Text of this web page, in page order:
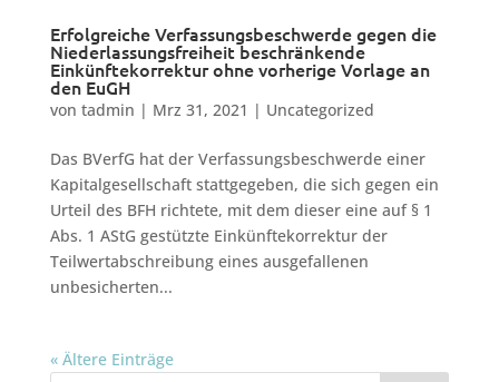
Erfolgreiche Verfassungsbeschwerde gegen die
Niederlassungsfreiheit beschränkende
Einkünftekorrektur ohne vorherige Vorlage an
den EuGH
von tadmin | Mrz 31, 2021 | Uncategorized
Das BVerfG hat der Verfassungsbeschwerde einer
Kapitalgesellschaft stattgegeben, die sich gegen ein
Urteil des BFH richtete, mit dem dieser eine auf § 1
Abs. 1 AStG gestützte Einkünftekorrektur der
Teilwertabschreibung eines ausgefallenen
unbesicherten...
« Ältere Einträge